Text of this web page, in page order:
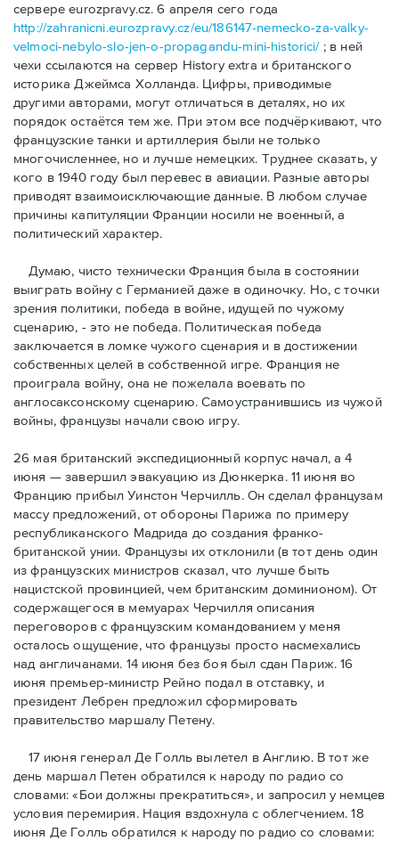
сервере eurozpravy.cz. 6 апреля сего года
http://zahranicni.eurozpravy.cz/eu/186147-nemecko-za-valky-
velmoci-nebylo-slo-jen-o-propagandu-mini-historici/; в ней
чехи ссылаются на сервер History extra и британского
историка Джеймса Холланда. Цифры, привoдимые
другими авторами, могут отличаться в деталях, но их
порядок остаётся тем же. При этом все подчёркивают, что
французские танки и артиллерия были не только
многочисленнее, но и лучше немецких. Труднее сказать, у
кого в 1940 году был перевес в авиации. Разные авторы
приводят взаимоисключающие данные. В любом случае
причины капитуляции Франции носили не военный, а
политический характер.
Думаю, чисто технически Франция была в состоянии
выиграть войну с Германией даже в одиночку. Но, с точки
зрения политики, победа в войне, идущей по чужому
сценарию, - это не победа. Политическая победа
заключается в ломке чужого сценария и в достижении
собственных целей в собственной игре. Франция не
проиграла войну, она не пожелала воевать по
англосаксонскому сценарию. Самоустранившись из чужой
войны, французы начали свою игру.
26 мая британский экспедиционный корпус начал, а 4
июня — завершил эвакуацию из Дюнкерка. 11 июня во
Францию прибыл Уинстон Черчилль. Он сделал французам
массу предложений, от обороны Парижа по примеру
республиканского Мадрида до создания франко-
британской унии. Французы их отклонили (в тот день один
из французских министров сказал, что лучше быть
нацистской провинцией, чем британским доминионом). От
содержащегося в мемуарах Черчилля описания
переговоров с французским командованием у меня
осталось ощущение, что французы просто насмехались
над англичанами. 14 июня без боя был сдан Париж. 16
июня премьер-министр Рейно подал в отставку, и
президент Лебрен предложил сформировать
правительство маршалу Петену.
17 июня генерал Де Голль вылетел в Англию. В тот же
день маршал Петен обратился к народу по радио со
словами: «Бои должны прекратиться», и запросил у немцев
условия перемирия. Нация вздохнула с облегчением. 18
июня Де Голль обратился к народу по радио со словами: